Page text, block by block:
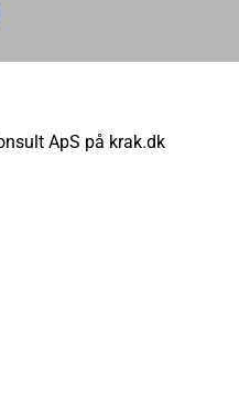
ApS på krak.dk